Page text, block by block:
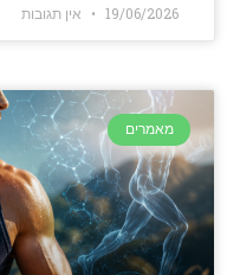
19/06/2026 אין תגובות
מאמרים